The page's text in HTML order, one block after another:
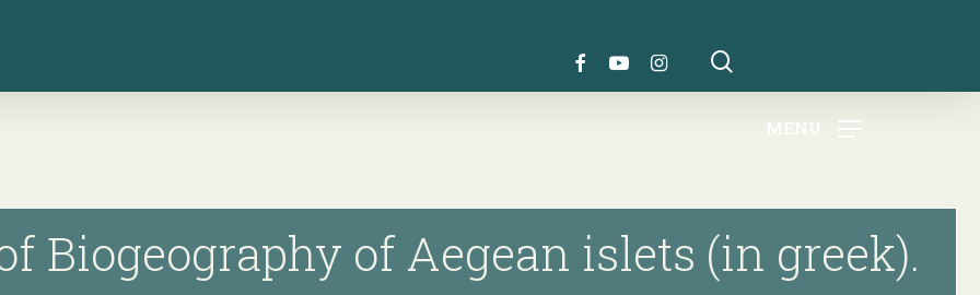
MENU
FACEBOOK
YOUTUBEINSTAGRAM
Biogeography of Aegean islets (in greek).